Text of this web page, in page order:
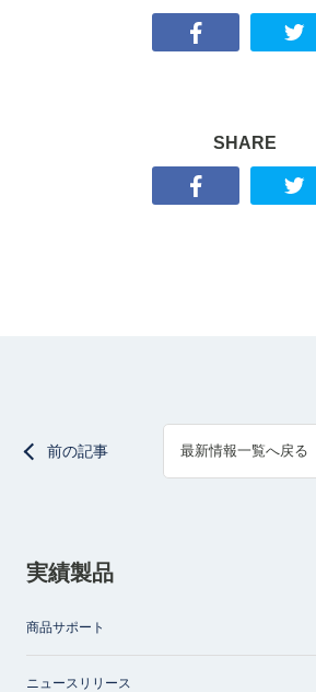
SHARE
前の記事 最新情報一覧へ戻る
実績製品
商品サポート
ニュースリリース